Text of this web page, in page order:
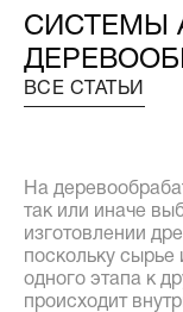
СИСТЕМЫ
ВСЕ СТАТЬИ
На
так или иначе
изготовлении
поскольку сырье
одного этапа к
происходит